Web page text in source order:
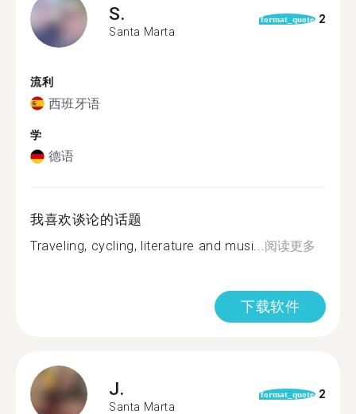
S.
Santa Marta
format_quote 2
流利
西班牙语
学
德语
我喜欢谈论的话题
Traveling, cycling, literature and musi...阅读更多
下载软件
J.
Santa Marta
format_quote 2